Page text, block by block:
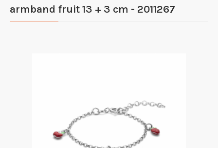
armband fruit 13 + 3 cm - 2011267